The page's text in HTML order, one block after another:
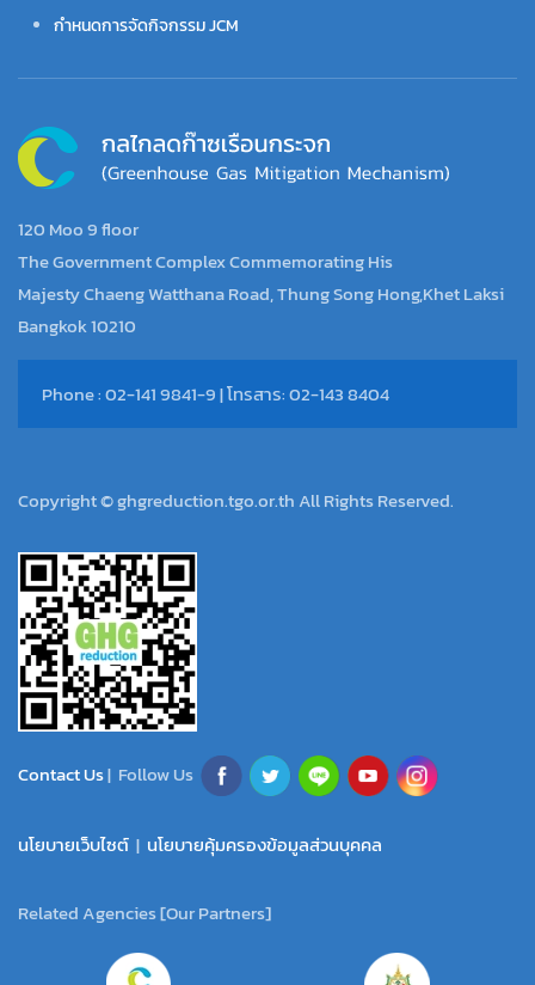
กำหนดการจัดกิจกรรม JCM
120 Moo 9 floor
The Government Complex Commemorating His
Majesty Chaeng Watthana Road, Thung Song Hong,Khet Laksi
Bangkok 10210
Phone : 02-141 9841-9 | โทรสาร: 02-143 8404
Copyright © ghgreduction.tgo.or.th All Rights Reserved.
Contact Us| Follow Us
นโยบายเว็บไซต์ | นโยบายคุ้มครองข้อมูลส่วนบุคคล
Related Agencies [Our Partners]